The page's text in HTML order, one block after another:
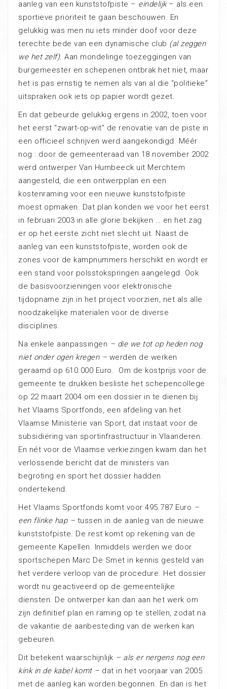
aanleg van een kunststofpiste – eindelijk– als een
sportieve prioriteit te gaan beschouwen. En
gelukkig was men nu iets minder doof voor deze
terechte bede van een dynamische club (al zeggen
we het zelf). Aan mondelinge toezeggingen van
burgemeester en schepenen ontbrak het niet, maar
het is pas ernstig te nemen als van al die “politieke”
uitspraken ook iets op papier wordt gezet.
En dat gebeurde gelukkig ergens in 2002, toen voor
het eerst “zwart-op-wit” de renovatie van de piste in
een officieel schrijven werd aangekondigd. Méér
nog : door de gemeenteraad van 18 november 2002
werd ontwerper Van Humbeeck uit Merchtem
aangesteld, die een ontwerpplan en een
kostenraming voor een nieuwe kunststofpiste
moest opmaken. Dat plan konden we voor het eerst
in februari 2003 in alle glorie bekijken … en het zag
er op het eerste zicht niet slecht uit. Naast de
aanleg van een kunststofpiste, worden ook de
zones voor de kampnummers herschikt en wordt er
een stand voor polsstokspringen aangelegd. Ook
de basisvoorzieningen voor elektronische
tijdopname zijn in het project voorzien, net als alle
noodzakelijke materialen voor de diverse
disciplines.
Na enkele aanpassingen – die we tot op heden nog
niet onder ogen kregen – werden de werken
geraamd op 610.000 Euro. Om de kostprijs voor de
gemeente te drukken besliste het schepencollege
op 22 maart 2004 om een dossier in te dienen bij
het Vlaams Sportfonds, een afdeling van het
Vlaamse Ministerie van Sport, dat instaat voor de
subsidiëring van sportinfrastructuur in Vlaanderen.
En nét voor de Vlaamse verkiezingen kwam dan het
verlossende bericht dat de ministers van
begroting en sport het dossier hadden
ondertekend.
Het Vlaams Sportfonds komt voor 495.787 Euro –
een flinke hap – tussen in de aanleg van de nieuwe
kunststofpiste. De rest komt op rekening van de
gemeente Kapellen. Inmiddels werden we door
sportschepen Marc De Smet in kennis gesteld van
het verdere verloop van de procedure. Het dossier
wordt nu geactiveerd op de gemeentelijke
diensten. De ontwerper kan dan aan het werk om
zijn definitief plan en raming op te stellen, zodat na
de vakantie de aanbesteding van de werken kan
gebeuren.
Dit betekent waarschijnlijk – als er nergens nog een
kink in de kabel komt – dat in het voorjaar van 2005
met de aanleg kan worden begonnen. En dan is het